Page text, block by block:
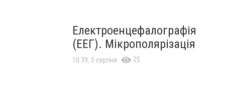
Електроенцефалографія
(ЕЕГ). Мікрополярізація
10:39, 5 серпня 25